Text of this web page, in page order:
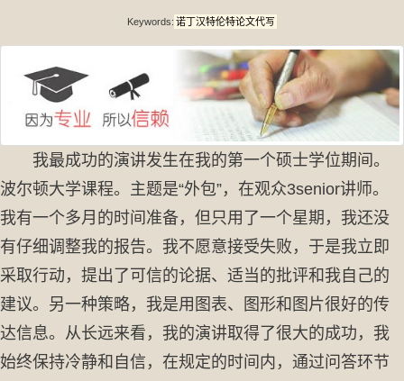
Keywords: 诺丁汉特伦特论文代写
我最成功的演讲发生在我的第一个硕士学位期间。
波尔顿大学课程。主题是“外包”，在观众3senior讲师。
我有一个多月的时间准备，但只用了一个星期，我还没
有仔细调整我的报告。我不愿意接受失败，于是我立即
采取行动，提出了可信的论据、适当的批评和我自己的
建议。另一种策略，我是用图表、图形和图片很好的传
达信息。从长远来看，我的演讲取得了很大的成功，我
始终保持冷静和自信，在规定的时间内，通过问答环节